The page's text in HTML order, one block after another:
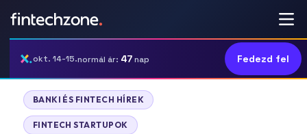
okt. 14-15.normál ár: 47nap Fedezd fel
BANKI ÉS FINTECH HÍREK
FINTECH STARTUPOK